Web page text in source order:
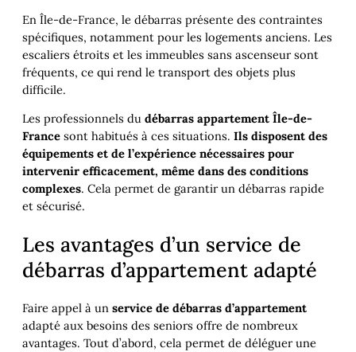
En Île-de-France, le débarras présente des contraintes
spécifiques, notamment pour les logements anciens. Les
escaliers étroits et les immeubles sans ascenseur sont
fréquents, ce qui rend le transport des objets plus
difficile.
Les professionnels du débarras appartement Île-de-
France sont habitués à ces situations. Ils disposent des
équipements et de l’expérience nécessaires pour
intervenir efficacement, même dans des conditions
complexes. Cela permet de garantir un débarras rapide
et sécurisé.
Les avantages d’un service de
débarras d’appartement adapté
Faire appel à un service de débarras d’appartement
adapté aux besoins des seniors offre de nombreux
avantages. Tout d’abord, cela permet de déléguer une